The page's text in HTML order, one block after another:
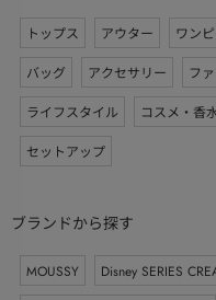
トップス アウター ワン
バッグ
アクセサリー フ
ライフスタイル
コスメ・香
セットアップ
ブランドから探す
MOUSSY Disney SERIES